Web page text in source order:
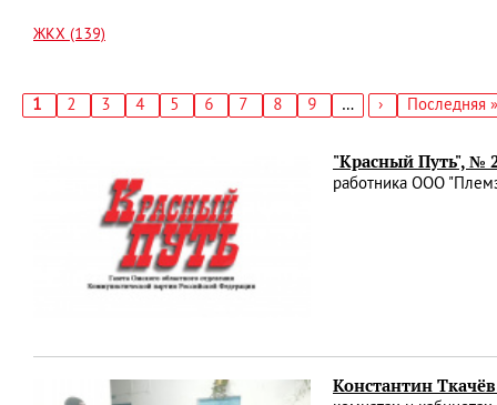
ЖКХ (139)
Текущая
1 Страница
2 Страница
3 Страница
4 Страница
5 Страница
6 Страница
7 Страница
8 Страница
9 …
Следующая
›
Последняя
Последняя »
"Красный Путь", №
работника ООО
Константин